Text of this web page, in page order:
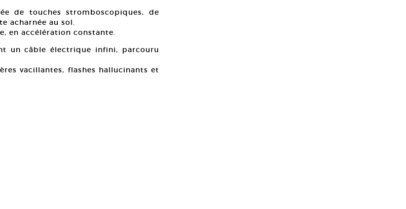
de touches stromboscopiques, de
acharnée au sol.
en accélération constante.
un câble électrique infini, parcouru
vacillantes, flashes hallucinants et